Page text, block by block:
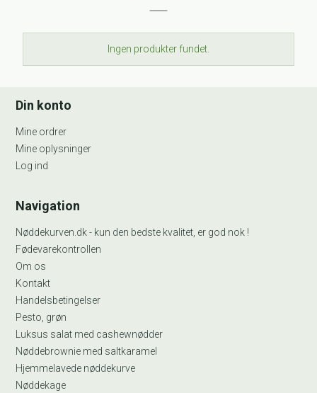
Ingen produkter fundet.
Din konto
Mine ordrer
Mine oplysninger
Log ind
Navigation
Nøddekurven.dk - kun den bedste kvalitet, er god nok !
Fødevarekontrollen
Om os
Kontakt
Handelsbetingelser
Pesto, grøn
Luksus salat med cashewnødder
Nøddebrownie med saltkaramel
Hjemmelavede nøddekurve
Nøddekage